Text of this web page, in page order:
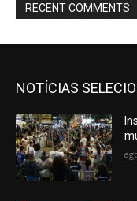
RECENT COMMENTS
NOTÍCIAS